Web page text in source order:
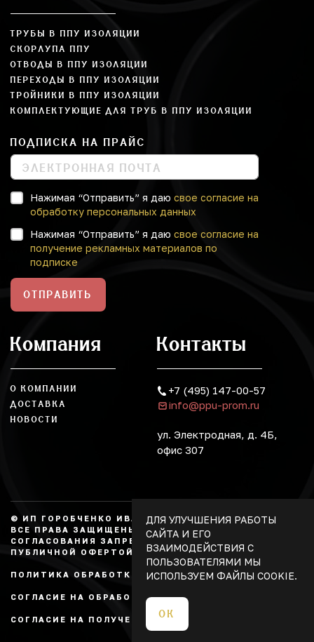
ТРУБЫ В ППУ ИЗОЛЯЦИИ
СКОРЛУПА ППУ
ОТВОДЫ В ППУ ИЗОЛЯЦИИ
ПЕРЕХОДЫ В ППУ ИЗОЛЯЦИИ
ТРОЙНИКИ В ППУ ИЗОЛЯЦИИ
КОМПЛЕКТУЮЩИЕ ДЛЯ ТРУБ В ППУ ИЗОЛЯЦИИ
ПОДПИСКА НА ПРАЙС
Нажимая “Отправить” я даю свое согласие на
обработку персональных данных
Нажимая “Отправить” я даю свое согласие на
получение рекламных материалов по
подписке
ОТПРАВИТЬ
Компания
О КОМПАНИИ
ДОСТАВКА
НОВОСТИ
Контакты
+7 (495) 147-00-57
info@ppu-prom.ru
ул. Электродная, д. 4Б,
офис 307
© ИП ГОРОБЧЕНКО ИВАН АЛЕКСАНДРОВИЧ, 2026.
ВСЕ ПРАВА ЗАЩИЩЕНЫ, КОПИРОВАНИЕ БЕЗ
СОГЛАСОВАНИЯ ЗАПРЕЩЕНО. НЕ ЯВЛЯЕТСЯ
ПУБЛИЧНОЙ ОФЕРТОЙ.
ПОЛИТИКА ОБРАБОТКИ ПЕРСОНАЛЬНЫХ ДАННЫХ
СОГЛАСИЕ НА ОБРАБОТКУ ПЕРСОНАЛЬНЫХ ДАННЫХ
СОГЛАСИЕ НА ПОЛУЧЕНИЕ РЕКЛАМЫ
ДЛЯ УЛУЧШЕНИЯ РАБОТЫ
САЙТА И ЕГО
ВЗАИМОДЕЙСТВИЯ С
ПОЛЬЗОВАТЕЛЯМИ МЫ
ИСПОЛЬЗУЕМ ФАЙЛЫ COOKIE.
ОК